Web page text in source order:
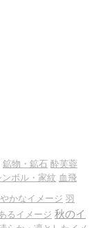
鉱物・鉱石 酔芙蓉
ボル・家紋 血飛
かなイメージ 羽
るイメージ 秋のイ